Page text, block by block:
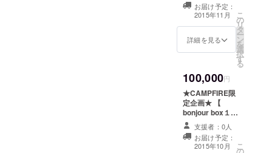
ていただく場合
がございます。
・お礼のメッ
セージ ・明希と
一緒に選ぶ
bonjour box
商品) ※場所は都
内某所となりま
す。ご自身の交
通費や宿泊費は
別途ご負担くだ
さい。30分〜１
時間程度お時間
いただける方と
お届け予定：
2015年11月
詳細を見る
こ
の
リ
タ
ー
ン
を
選
択
す
る
100,000円
★CAMPFIRE限
定企画★ 【
bonjour box１年
分 & SPECIAL
flower boxをお
届け！ & HPに
支援者：0人
お届け予定：
2015年10月
こ